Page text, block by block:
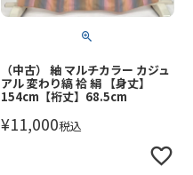
（中古） 紬 マルチカラー カジュ
アル 変わり縞 袷 絹 【身丈】
154cm【裄丈】68.5cm
¥11,000税込